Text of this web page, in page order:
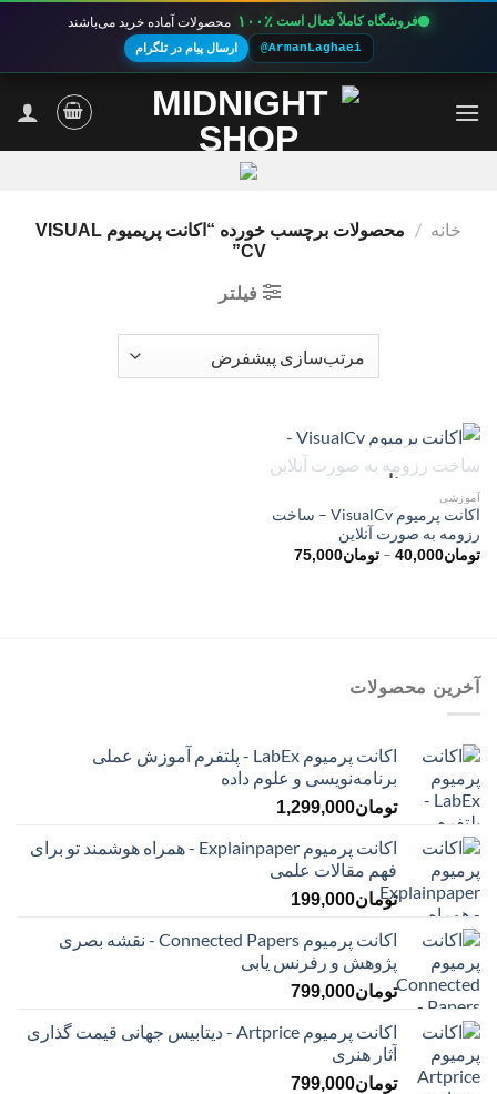
فروشگاه کاملاً فعال است ۱۰۰٪ محصولات آماده خرید می‌باشند
@ArmanLaghaei ارسال پیام در تلگرام
خانه /
محصولات برچسب خورده “اکانت پریمیوم VISUAL
CV”
فیلتر
ناموجود
آموزشی
اکانت پرمیوم VisualCv – ساخت
رزومه به صورت آنلاین
تومان40,000
– تومان75,000محدوده
آخرین محصولات
اکانت پرمیوم LabEx - پلتفرم آموزش عملی
برنامه‌نویسی و علوم داده
تومان1,299,000
اکانت پرمیوم Explainpaper - همراه هوشمند تو برای
فهم مقالات علمی
تومان199,000
اکانت پرمیوم Connected Papers - نقشه بصری
پژوهش و رفرنس یابی
تومان799,000
اکانت پرمیوم Artprice - دیتابیس جهانی قیمت ‌گذاری
آثار هنری
تومان799,000